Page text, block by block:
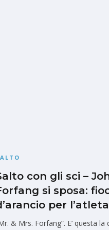
con gli sci –
si sposa:
per
& Mrs. Forfang”. E’ questa la